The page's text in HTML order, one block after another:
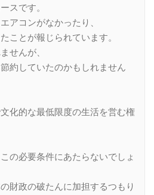
スです。
アコンがなかったり、
ことが報じられています。
せんが、
約していたのかもしれません
化的な最低限度の生活を営む権
の必要条件にあたらないでしょ
財政の破たんに加担するつもり